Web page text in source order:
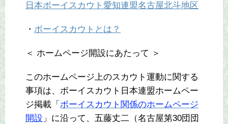
日本ボーイスカウト愛知連盟名古屋北斗地区
・ ボーイスカウトとは？
＜ ホームページ開設にあたって ＞
このホームページ上のスカウト運動に関する
事項は、ボーイスカウト日本連盟ホームペー
ジ掲載「 ボーイスカウト関係のホームページ
開設 」に沿って、五藤丈二（名古屋第30団団